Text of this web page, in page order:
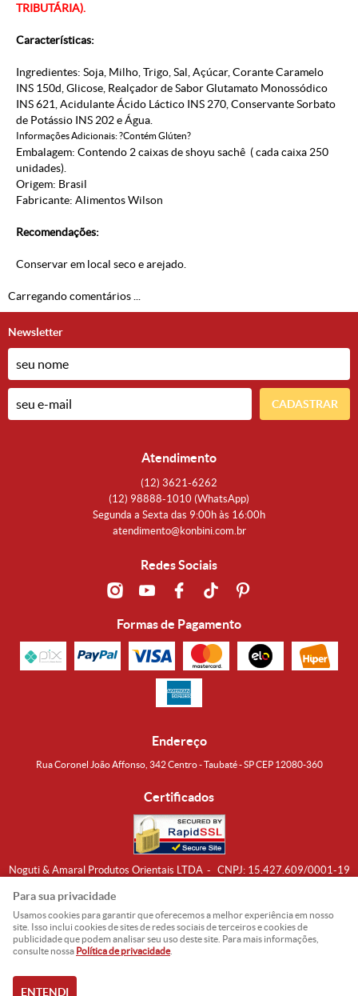
TRIBUTÁRIA).
Características:
Ingredientes: Soja, Milho, Trigo, Sal, Açúcar, Corante Caramelo
INS 150d, Glicose, Realçador de Sabor Glutamato Monossódico
INS 621, Acidulante Ácido Láctico INS 270, Conservante Sorbato
de Potássio INS 202 e Água.
Informações Adicionais: ?Contém Glúten?
Embalagem: Contendo 2 caixas de shoyu sachê ( cada caixa 250
unidades).
Origem: Brasil
Fabricante: Alimentos Wilson
Recomendações:
Conservar em local seco e arejado.
Carregando comentários ...
Newsletter
CADASTRAR
Atendimento
(12) 3621-6262
(12) 98888-1010 (WhatsApp)
Segunda a Sexta das 9:00h às 16:00h
atendimento@konbini.com.br
Redes Sociais
Formas de Pagamento
Endereço
Rua Coronel João Affonso, 342 Centro - Taubaté - SP CEP 12080-360
Certificados
Noguti & Amaral Produtos Orientais LTDA CNPJ: 15.427.609/0001-19
Para sua privacidade
Usamos cookies para garantir que oferecemos a melhor experiência em nosso
site. Isso inclui cookies de sites de redes sociais de terceiros e cookies de
publicidade que podem analisar seu uso deste site. Para mais informações,
consulte nossa Política de privacidade.
ENTENDI